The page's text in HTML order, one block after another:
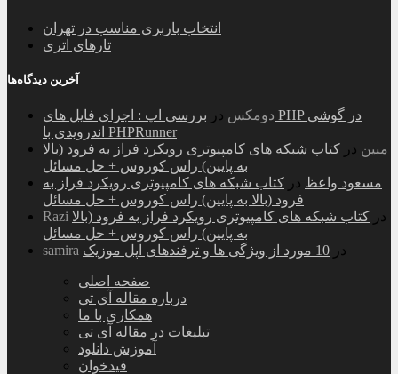
انتخاب باربری مناسب در تهران
تارهای اتری
آخرین دیدگاه‌ها
دومکس در بررسی اپ : اجرای فایل های PHP در گوشی
اندرویدی با PHPRunner
مبین در کتاب شبکه های کامپیوتری رویکرد فراز به فرود (بالا
به پایین) راس کوروس + حل مسائل
مسعود واعظ در کتاب شبکه های کامپیوتری رویکرد فراز به
فرود (بالا به پایین) راس کوروس + حل مسائل
Razi
در کتاب شبکه های کامپیوتری رویکرد فراز به فرود (بالا
به پایین) راس کوروس + حل مسائل
samira
در 10 مورد از ویژگی ها و ترفندهای اپل موزیک
صفحه اصلی
درباره مقاله آی تی
همکاری با ما
تبلیغات در مقاله آی تی
آموزش دانلود
فیدخوان